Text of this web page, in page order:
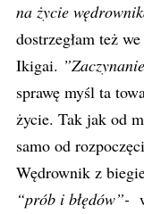
na życie
dostrzegłam też
Ikigai.
sprawę myśl ta
życie. Tak jak od
samo od
Wędrownik z
“prób i błędów”-